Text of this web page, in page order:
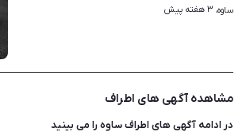
ساوه، ۳ هفته پیش
مشاهده آگهی های اطراف
در ادامه آگهی هایاطراف ساوهرا می بینید